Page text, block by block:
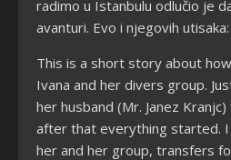
radimo u Istanbulu odlučio je
avanturi. Evo i njegovih utisaka:
This is a short story about
Ivana and her divers group.
her husband (Mr. Janez
after that everything started.
her and her group, transfers